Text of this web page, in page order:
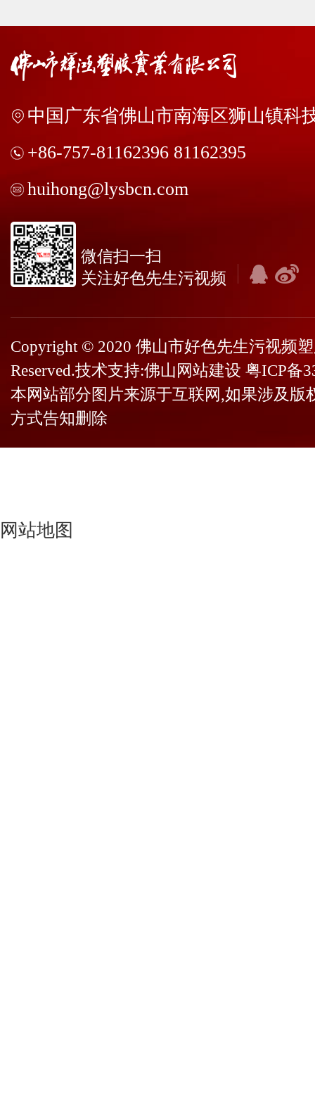
中国广东省佛山市南海区狮山镇科
+86-757-81162396 81162395
huihong@lysbcn.com
微信扫一扫
关注好色先生污视频
Copyright © 2020 佛山市好色先生污视频
Reserved.技术支持:佛山网站建设 粤ICP备
本网站部分图片来源于互联网,如果涉及版
方式告知删除
网站地图